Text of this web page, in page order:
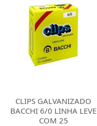
CLIPS GALVANIZADO
BACCHI 6/0 LINHA LEVE
COM 25